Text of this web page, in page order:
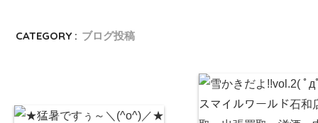
CATEGORY : ブログ投稿